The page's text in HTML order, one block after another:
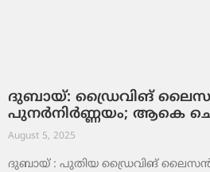
ദുബായ്: ഡ്രൈവിങ്
പുനർനിർണ്ണയം; ആകെ
August 5, 2025
ദുബായ് : പുതിയ ഡ്രൈവിങ്